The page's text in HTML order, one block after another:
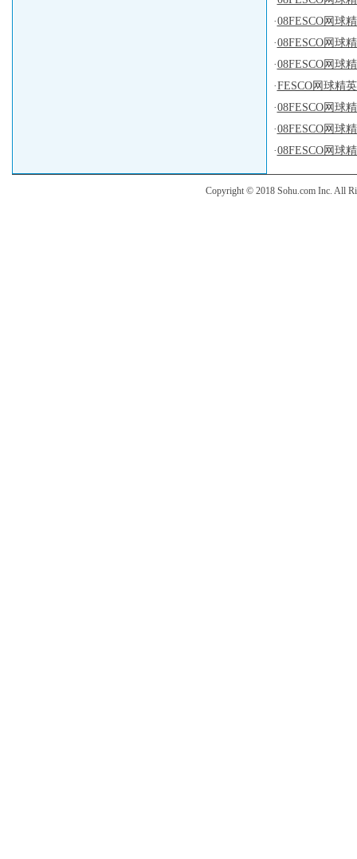
·08FESCO网球
·08FESCO网球
·08FESCO网球
·FESCO网球精
·08FESCO网球
·08FESCO网球
·08FESCO网球
Copyright © 2018 Sohu.com Inc. All